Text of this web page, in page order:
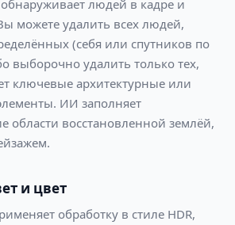
обнаруживает людей в кадре и
можете удалить всех людей,
(себя или спутников по
выборочно удалить только тех,
ключевые архитектурные или
ИИ заполняет
области восстановленной землёй,
и цвет
обработку в стиле HDR,